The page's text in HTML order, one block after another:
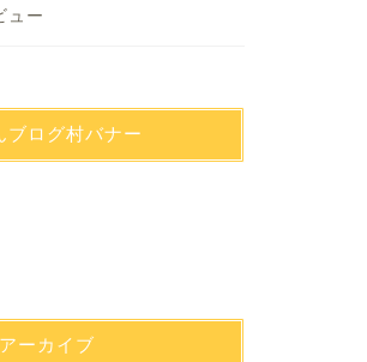
ュー
ブログ村バナー
アーカイブ